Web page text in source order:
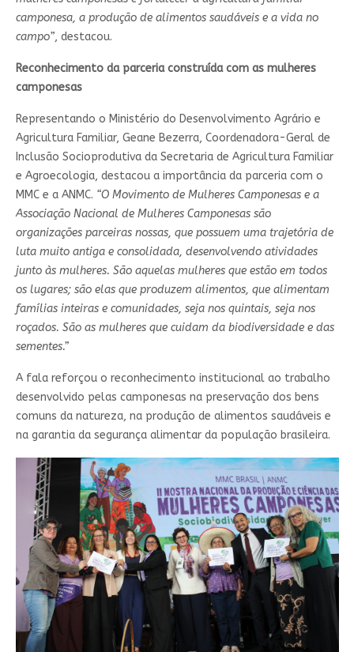
camponesa, a produção de alimentos saudáveis e a vida no
campo”, destacou.
Reconhecimento da parceria construída com as mulheres
camponesas
Representando o Ministério do Desenvolvimento Agrário e
Agricultura Familiar, Geane Bezerra, Coordenadora-Geral de
Inclusão Socioprodutiva da Secretaria de Agricultura Familiar
e Agroecologia, destacou a importância da parceria com o
MMC e a ANMC. “O Movimento de Mulheres Camponesas e a
Associação Nacional de Mulheres Camponesas são
organizações parceiras nossas, que possuem uma trajetória de
luta muito antiga e consolidada, desenvolvendo atividades
junto às mulheres. São aquelas mulheres que estão em todos
os lugares; são elas que produzem alimentos, que alimentam
famílias inteiras e comunidades, seja nos quintais, seja nos
roçados. São as mulheres que cuidam da biodiversidade e das
sementes.”
A fala reforçou o reconhecimento institucional ao trabalho
desenvolvido pelas camponesas na preservação dos bens
comuns da natureza, na produção de alimentos saudáveis e
na garantia da segurança alimentar da população brasileira.